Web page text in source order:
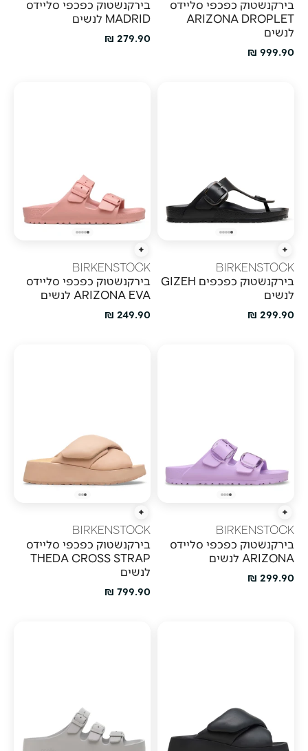
בירקנשטוק כפכפי סליידס
ARIZONA DROPLET
לנשים
מחיר מבצע
999.90 ₪
בירקנשטוק כפכפי סליידס
MADRID לנשים
מחיר מבצע
279.90 ₪
הוספה מהירה
BIRKENSTOCK
בירקנשטוק כפכפים GIZEH
לנשים
מחיר מבצע
299.90 ₪
הוספה מהירה
BIRKENSTOCK
בירקנשטוק כפכפי סליידס
ARIZONA EVA לנשים
מחיר מבצע
249.90 ₪
הוספה מהירה
BIRKENSTOCK
בירקנשטוק כפכפי סליידס
ARIZONA לנשים
מחיר מבצע
299.90 ₪
הוספה מהירה
BIRKENSTOCK
בירקנשטוק כפכפי סליידס
THEDA CROSS STRAP
לנשים
מחיר מבצע
799.90 ₪